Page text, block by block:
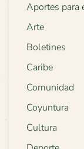
Aportes para
Arte
Boletines
Caribe
Comunidad
Coyuntura
Cultura